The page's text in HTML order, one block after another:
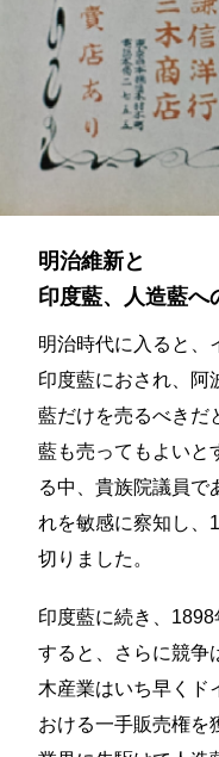
明治維新と
印度藍、人造藍へ
明治時代に入ると、
印度藍におされ、阿
藍だけを売るべきだ
藍も売ってもよいと
る中、貴族院議員で
れを敏感に察知し、
切りました。
印度藍に続き、
すると、さらに競争
木産業はいち早くド
おける一手販売権を